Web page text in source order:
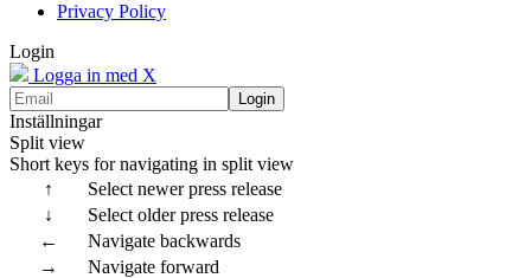
Privacy Policy
Login
Logga in med X
Login
Inställningar
Split view
Short keys for navigating in split view
↑
Select newer press release
↓
Select older press release
←
Navigate backwards
→
Navigate forward